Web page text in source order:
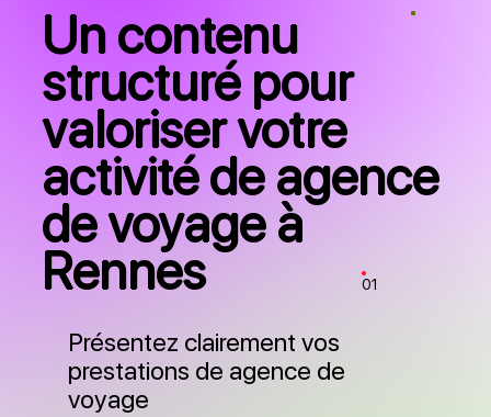
Un contenu
structuré pour
valoriser votre
activité de agence
de voyage à
Rennes 01
Présentez clairement vos
prestations de agence de
voyage